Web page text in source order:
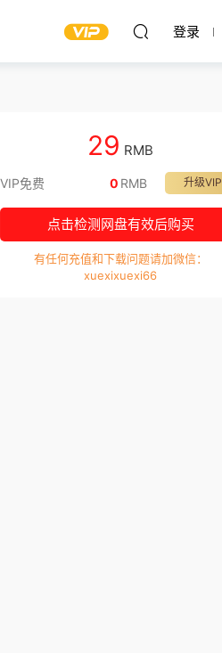
登录
29 RMB
VIP免费 升级VIP
0 RMB
点击检测网盘有效后购买
有任何充值和下载问题请加微信：
xuexixuexi66